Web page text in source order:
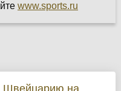
www.sports.ru